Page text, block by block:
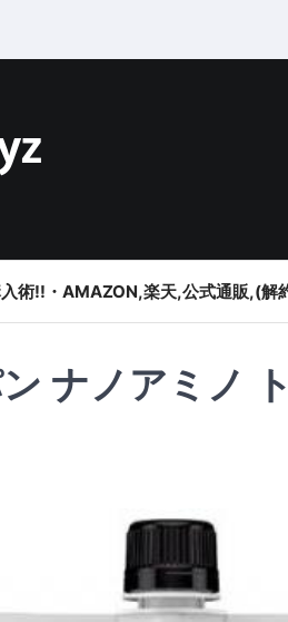
術!!・AMAZON,楽天,公式通販,(解
ナノアミノ